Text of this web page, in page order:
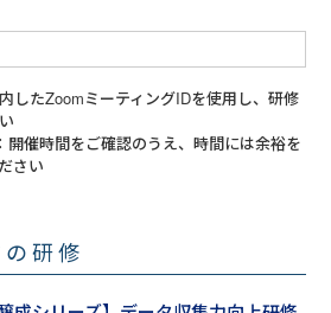
したZoomミーティングIDを使用し、研修
開催時間をご確認のうえ、時間には余裕を
さい
研修